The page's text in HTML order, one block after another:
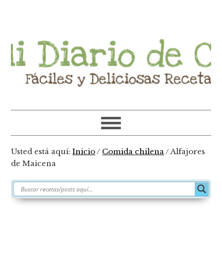
principal
principal
barra
lateral
primaria
de
página
Usted está aquí:Inicio/ Comida chilena/Alfajores
de Maicena